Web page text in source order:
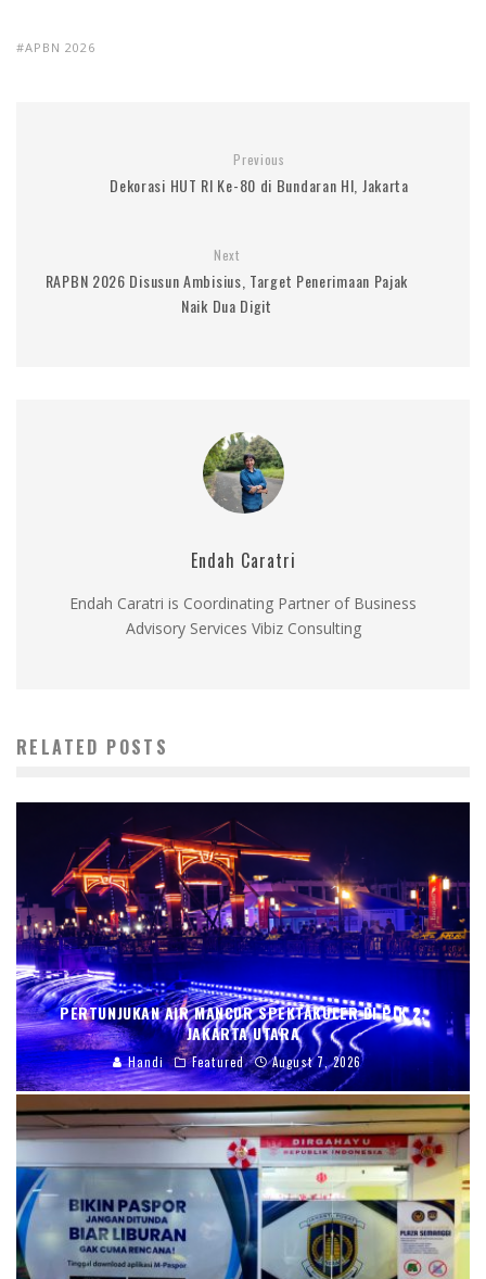
APBN 2026
Previous
Dekorasi HUT RI Ke-80 di Bundaran HI, Jakarta
Next
RAPBN 2026 Disusun Ambisius, Target Penerimaan Pajak
Naik Dua Digit
Endah Caratri
Endah Caratri is Coordinating Partner of Business
Advisory Services Vibiz Consulting
RELATED POSTS
PERTUNJUKAN AIR MANCUR SPEKTAKULER DI PIK 2,
JAKARTA UTARA
Handi Featured August 7, 2026